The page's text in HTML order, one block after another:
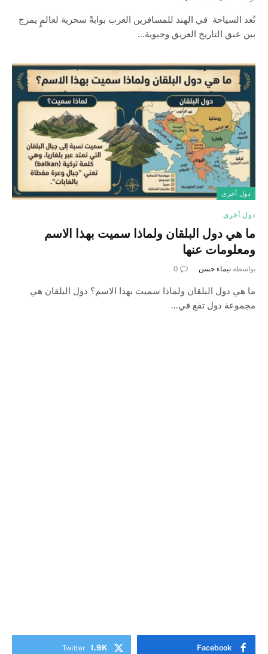
تُعد السياحة في الهند للمسافرين العرب بوابةً سحرية لعالمٍ يمزج
بين عبق التاريخ العريق وحيوية…
دول أخرى
دول أخرى
ما هي دول البلقان ولماذا سميت بهذا الاسم
ومعلومات عنها
بواسطة تيماء حسن 0
ما هي دول البلقان ولماذا سميت بهذا الاسم؟ دول البلقان هي
مجموعة دول تقع في…
Facebook
Twitter 1.9K